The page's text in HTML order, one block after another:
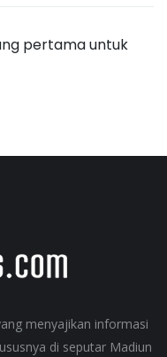
pertama untuk
menyajikan informasi
di seputar Madiun